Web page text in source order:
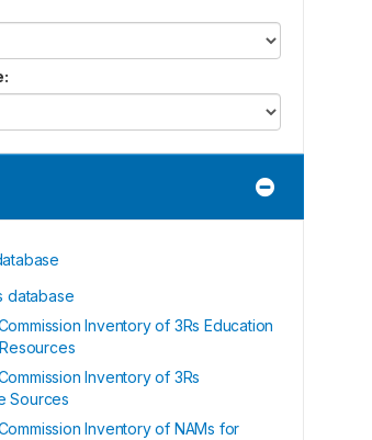
:
database
Inventory of 3Rs Education
Inventory of 3Rs
Sources
Inventory of NAMs for